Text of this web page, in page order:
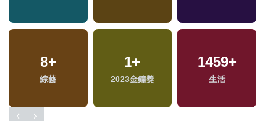
8+
綜藝
1+
2023金鐘獎
1459+
生活